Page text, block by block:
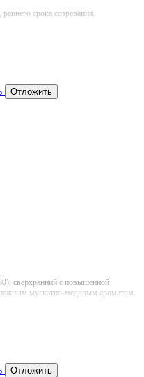
срока созревания.
Отложить
сверхранний с повышенной
мускатно-медовым ароматом.
Отложить